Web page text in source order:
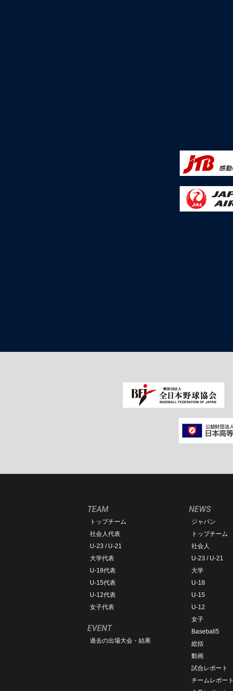
TEAM
トップチーム
社会人代表
U-23 / U-21
大学代表
U-18代表
U-15代表
U-12代表
女子代表
EVENT
過去の出場大会・結果
NEWS
ジャパン
トップチーム
社会人
U-23 / U-21
大学
U-18
U-15
U-12
女子
Baseball5
総括
動画
試合レポート
チームレポート